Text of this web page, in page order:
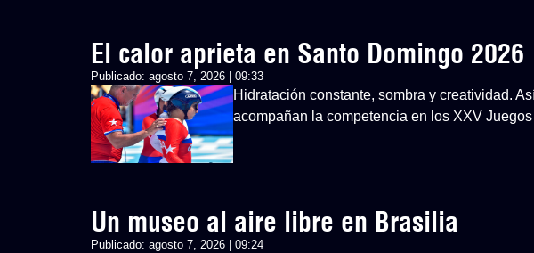
El calor aprieta en Santo Domingo 2026
Publicado: agosto 7, 2026 | 09:33
Hidratación constante, sombra y creatividad.
acompañan la competencia en los XXV
Un museo al aire libre en Brasilia
Publicado: agosto 7, 2026 | 09:24